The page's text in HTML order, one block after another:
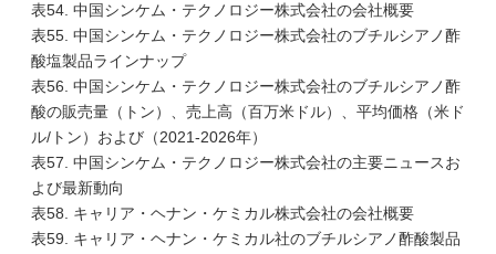
表54. 中国シンケム・テクノロジー株式会社の会社概要
表55. 中国シンケム・テクノロジー株式会社のブチルシアノ酢
酸塩製品ラインナップ
表56. 中国シンケム・テクノロジー株式会社のブチルシアノ酢
酸の販売量（トン）、売上高（百万米ドル）、平均価格（米ド
ル/トン）および（2021-2026年）
表57. 中国シンケム・テクノロジー株式会社の主要ニュースお
よび最新動向
表58. キャリア・ヘナン・ケミカル株式会社の会社概要
表59. キャリア・ヘナン・ケミカル社のブチルシアノ酢酸製品